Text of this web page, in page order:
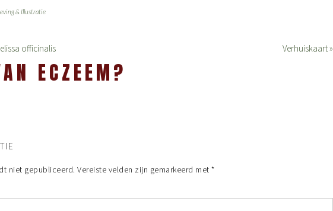
& Illustratie
officinalis Verhuiskaart »
ECZEEM?
niet gepubliceerd. Vereiste velden zijn gemarkeerd met *